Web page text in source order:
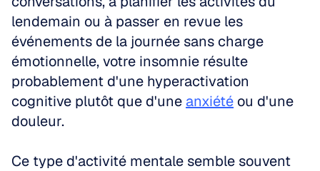
lendemain ou à passer en revue les
événements de la journée sans charge
émotionnelle, votre insomnie résulte
probablement d'une hyperactivation
cognitive plutôt que d'une anxiété ou d'une
douleur.
Ce type d'activité mentale semble souvent